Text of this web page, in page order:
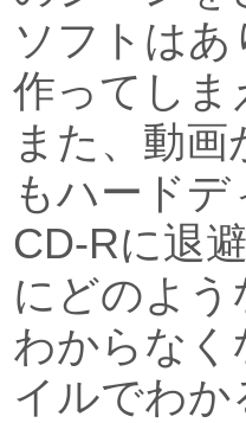
ソフトは
作ってしま
また、動
もハード
CD-Rに退
にどのよ
わからな
イルでわ